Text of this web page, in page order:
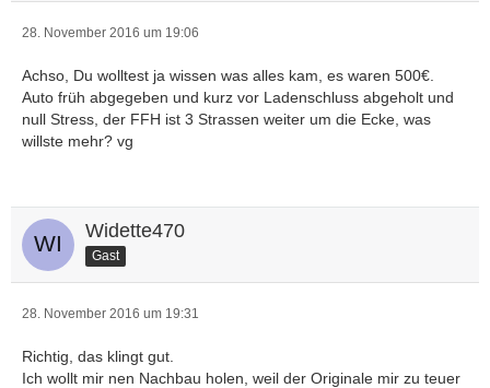
28. November 2016 um 19:06
Achso, Du wolltest ja wissen was alles kam, es waren 500€.
Auto früh abgegeben und kurz vor Ladenschluss abgeholt und
null Stress, der FFH ist 3 Strassen weiter um die Ecke, was
willste mehr? vg
Widette470
Gast
28. November 2016 um 19:31
Richtig, das klingt gut.
Ich wollt mir nen Nachbau holen, weil der Originale mir zu teuer